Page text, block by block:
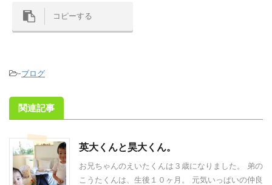
コピーする
-ブログ
関連記事
英大くんと昊大くん。
お兄ちゃんのえいたくんは３歳になりました。 弟の
こうたくんは、生後１０ヶ月。 元気いっぱいの仲良